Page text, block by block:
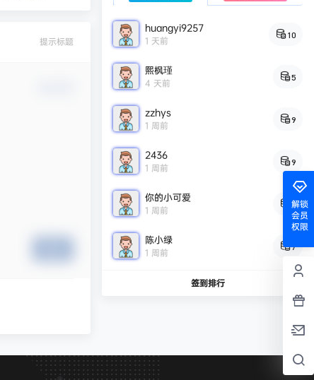
提示标题
huangyi9257
1 天前 10
熙枫瑾
4 天前 5
zzhys
1 周前 9
2436
1 周前 9
你的小可爱
1 周前 8
陈小绿
1 周前 7
签到排行
解锁
会员
权限